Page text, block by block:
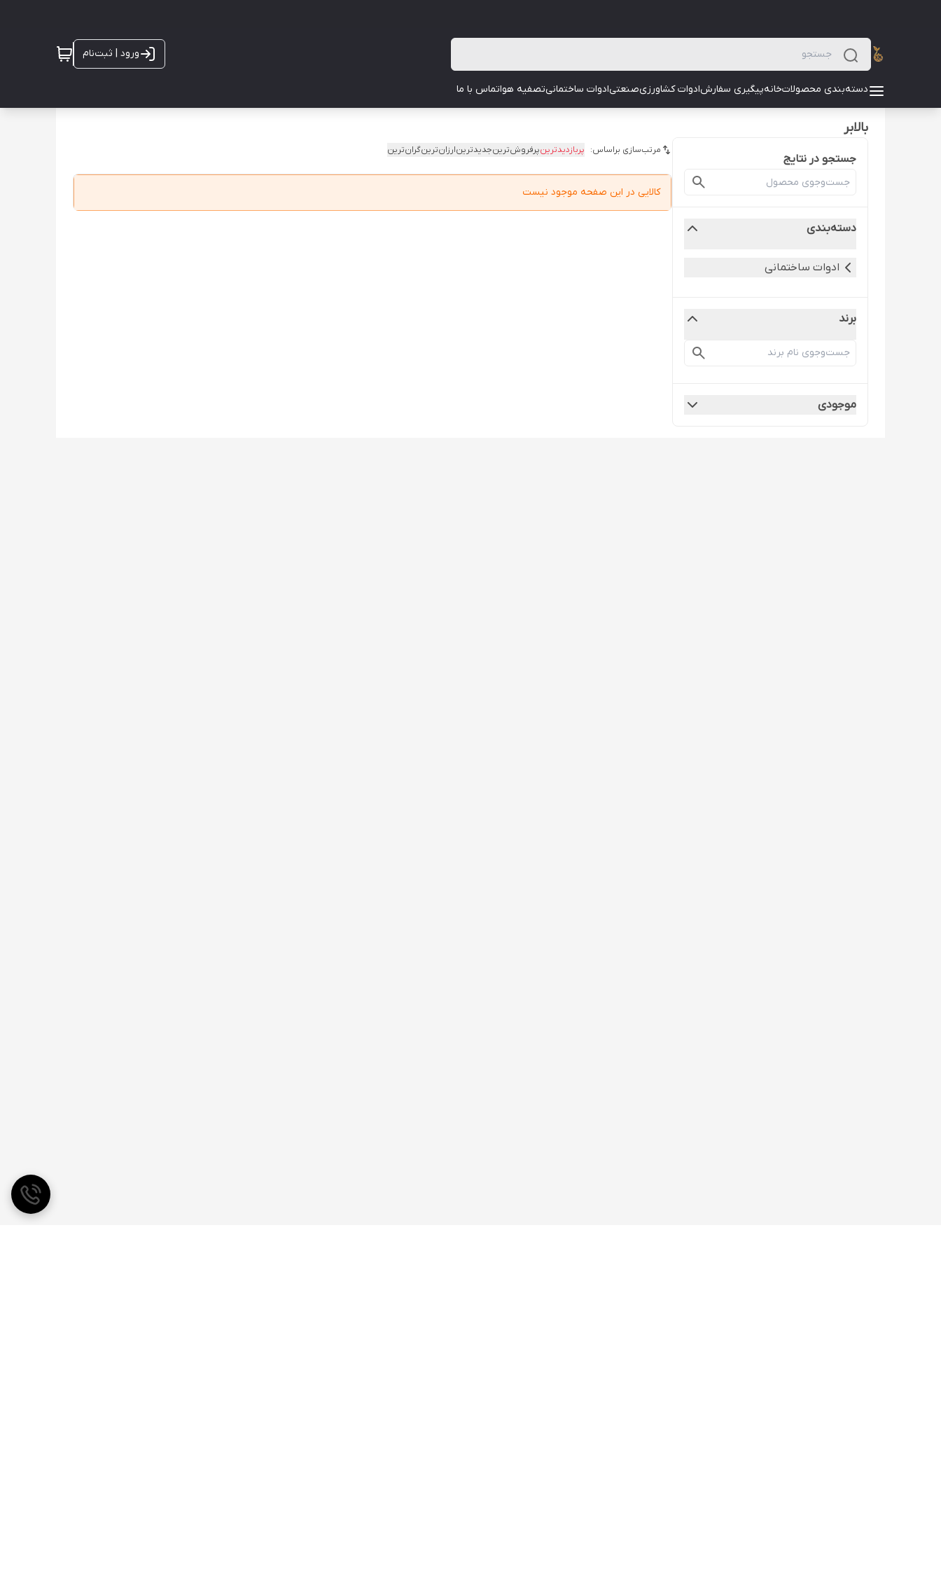
ورود | ثبت‌نام
دسته‌بندی محصولاتخانهپیگیری سفارشادوات کشاورزیصنعتیادوات ساختمانیتصفیه هواتماس با ما
بالابر
جستجو در نتایج
دسته‌بندی
ادوات ساختمانی
برند
موجودی
مرتب‌سازی براساس: پربازدیدترینپرفروش‌ترینجدیدترینارزان‌ترینگران‌ترین
کالایی در این صفحه موجود نیست